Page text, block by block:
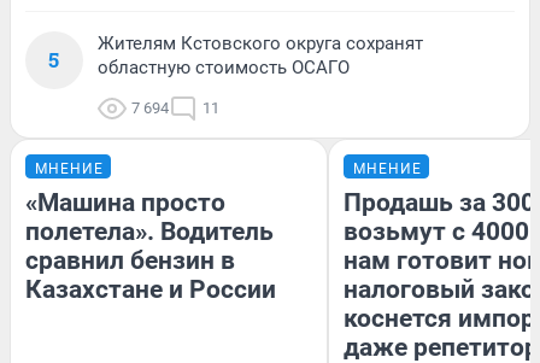
5
Жителям Кстовского округа сохранят
областную стоимость ОСАГО
7 694 11
МНЕНИЕ
«Машина просто
полетела». Водитель
сравнил бензин в
Казахстане и России
МНЕНИЕ
Продашь за
возьмут с
нам готовит
налоговый
коснется
даже